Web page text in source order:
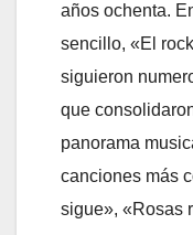
años ochenta.
sencillo, «El
siguieron
que
panorama
canciones más
sigue», «Rosas